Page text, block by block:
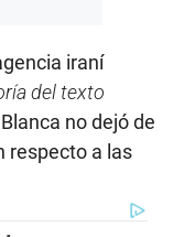
iraní
del texto
no dejó de
respecto a las